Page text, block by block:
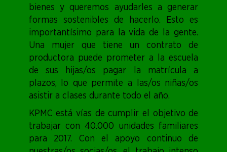
bienes y queremos ayudarles a generar
formas sostenibles de hacerlo. Esto es
importantísimo para la vida de la gente.
Una mujer que tiene un contrato de
productora puede prometer a la escuela
de sus hijas/os pagar la matrícula a
plazos, lo que permite a las/os niñas/os
asistir a clases durante todo el año.
KPMC está vías de cumplir el objetivo de
trabajar con 40.000 unidades familiares
para 2017. Con el apoyo continuo de